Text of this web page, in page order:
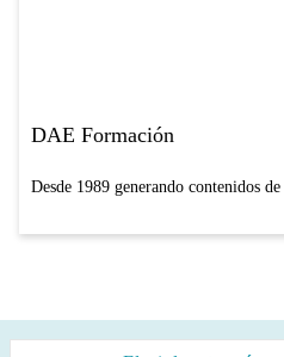
DAE Formación
Desde 1989 generando contenidos